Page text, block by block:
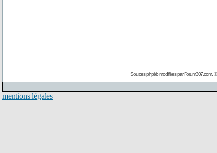
Sources phpbb modifiées parForum307.com, ©
mentions légales